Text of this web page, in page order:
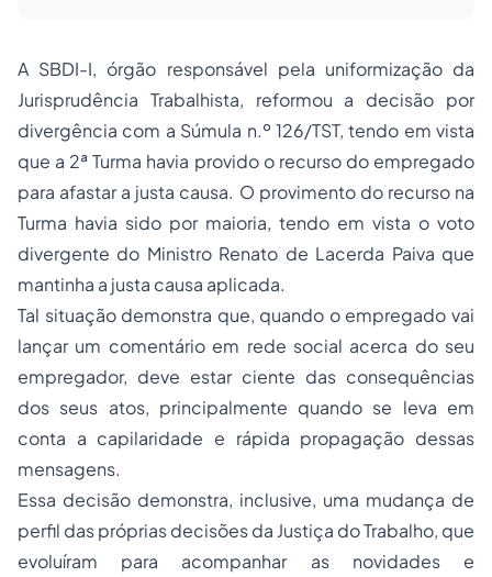
A SBDI-I, órgão responsável pela uniformização da
Jurisprudência Trabalhista, reformou a decisão por
divergência com a Súmula n.º 126/TST, tendo em vista
que a 2ª Turma havia provido o recurso do empregado
para afastar a justa causa. O provimento do recurso na
Turma havia sido por maioria, tendo em vista o voto
divergente do Ministro Renato de Lacerda Paiva que
mantinha a justa causa aplicada.
Tal situação demonstra que, quando o empregado vai
lançar um comentário em rede social acerca do seu
empregador, deve estar ciente das consequências
dos seus atos, principalmente quando se leva em
conta a capilaridade e rápida propagação dessas
mensagens.
Essa decisão demonstra, inclusive, uma mudança de
perfil das próprias decisões da Justiça do Trabalho, que
evoluíram para acompanhar as novidades e